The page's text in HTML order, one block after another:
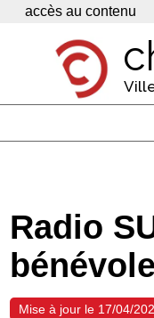
Panneau de gestion des
accès au contenu
Economie
Services
Contacts
Radio
Mise à jour le 17/04/